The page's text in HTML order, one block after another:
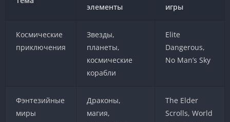
элементы
игры
Космические
приключения
Звезды,
планеты,
космические
корабли
Elite
Dangerous,
No Man’s Sky
Фэнтезийные
миры
Драконы,
магия,
The Elder
Scrolls, World